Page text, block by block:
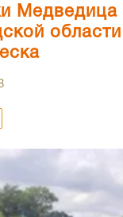
Медведица